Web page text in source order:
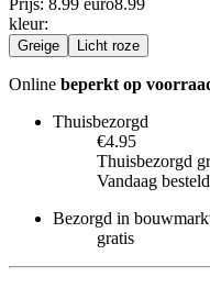
kleur:
Greige Licht roze
Online beperkt op
Thuisbezorgd
€4.95
Thuisbezorgd
Vandaag
Bezorgd in
gratis